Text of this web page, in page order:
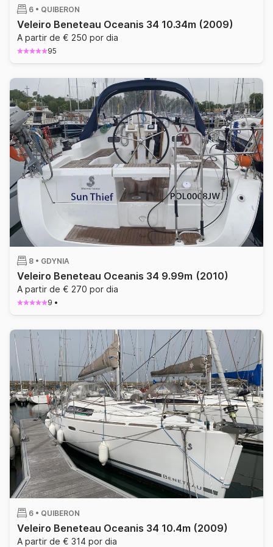
6 • QUIBERON
Veleiro Beneteau Oceanis 34 10.34m (2009)
A partir de € 250 por dia
95
8 • GDYNIA
Veleiro Beneteau Oceanis 34 9.99m (2010)
A partir de € 270 por dia
9 •
6 • QUIBERON
Veleiro Beneteau Oceanis 34 10.4m (2009)
A partir de € 314 por dia